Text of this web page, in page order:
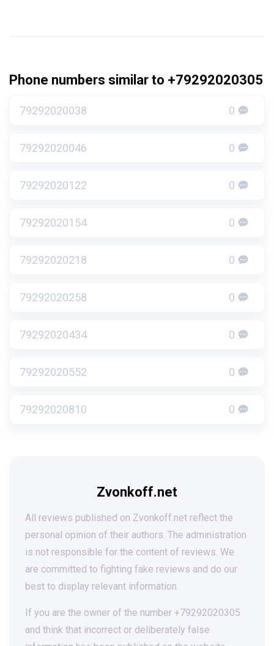
Phone numbers similar to +79292020305
79292020038 0
79292020046 0
79292020122 0
79292020154 0
79292020218 0
79292020258 0
79292020434 0
79292020552 0
79292020810 0
Zvonkoff.net
All reviews published on Zvonkoff.net reflect the
personal opinion of their authors. The administration
is not responsible for the content of reviews. We
are committed to fighting fake reviews and do our
best to display relevant information.
If you are the owner of the number +79292020305
and think that incorrect or deliberately false